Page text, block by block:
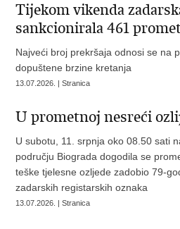
Tijekom vikenda
sankcionirala 461
Najveći broj prekršaja odnosi se na
dopuštene brzine kretanja
13.07.2026. | Stranica
U prometnoj nesreći
U subotu, 11. srpnja oko 08.50 sati
području Biograda dogodila se
teške tjelesne ozljede zadobio 79-
zadarskih registarskih oznaka
13.07.2026. | Stranica